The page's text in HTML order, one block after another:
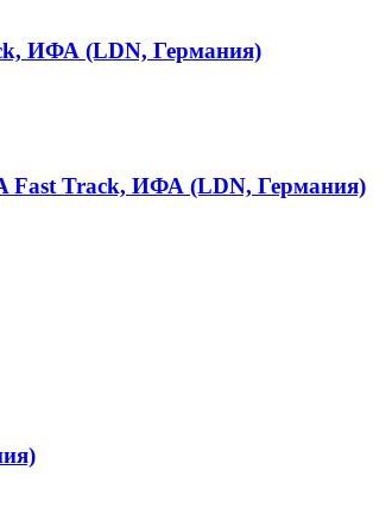
ИФА (LDN, Германия)
Fast Track, ИФА (LDN, Германия)